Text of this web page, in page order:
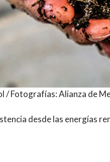
/ Fotografías: Alianza de
desde las energías